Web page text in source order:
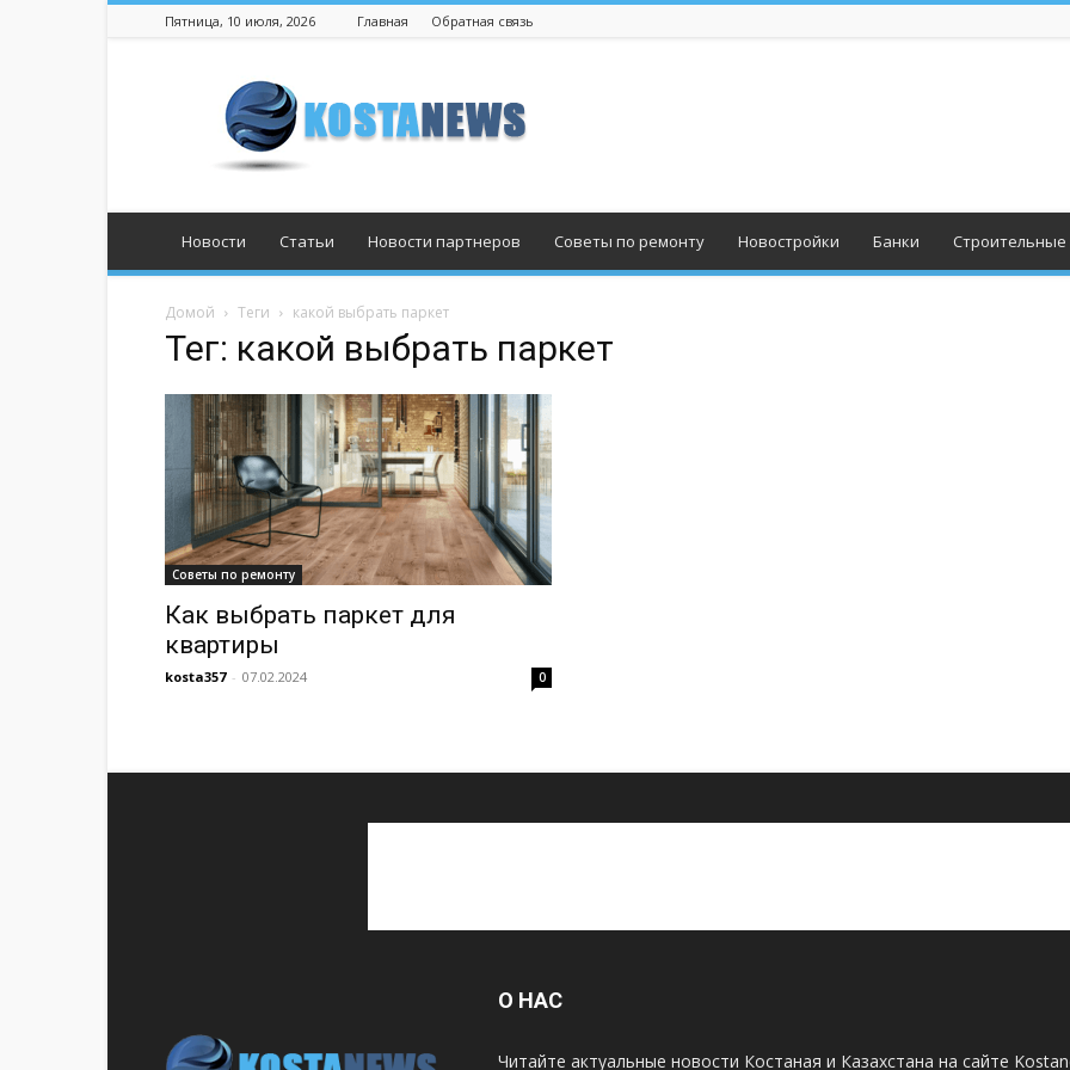
Пятница, 10 июля, 2026 Главная Обратная связь
Новости Статьи Новости партнеров Советы по ремонту Новостройки Банки
Домой Теги какой выбрать паркет
Тег: какой выбрать паркет
Советы по ремонту
Как выбрать паркет для
квартиры
kosta357 - 07.02.2024 0
О НАС
Читайте актуальные новости Костаная и Казахстана на сайте